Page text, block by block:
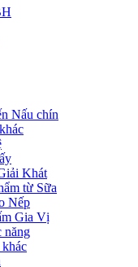
Nấu chín
Khát
từ Sữa
Nếp
Gia Vị
năng